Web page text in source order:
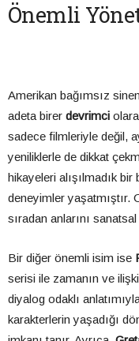
Önemli
Amerikan bağımsız
adeta birer devrimci
sadece filmleriyle değil,
yeniliklerle de dikkat
hikayeleri alışılmadık
deneyimler yaşatmıştır.
sıradan anlarını
Bir diğer önemli isim ise
serisi ile zamanın ve
diyalog odaklı
karakterlerin yaşadığı